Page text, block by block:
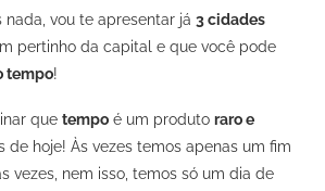
vou te apresentar já 3 cidades
pertinho da capital e que você pode
tempo!
que tempo é um produto raro e
de hoje! Às vezes temos apenas um fim
vezes, nem isso, temos só um dia de